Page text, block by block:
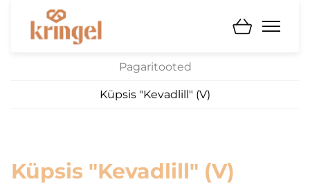
Pagaritooted
Küpsis "Kevadlill" (V)
Küpsis "Kevadlill" (V)